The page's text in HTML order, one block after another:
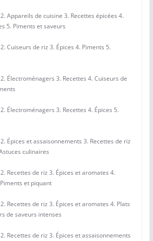
Appareils de cuisine 3. Recettes épicées 4.
5. Piments et saveurs
Cuiseurs de riz 3. Épices 4. Piments 5.
Électroménagers 3. Recettes 4. Cuiseurs de
Électroménagers 3. Recettes 4. Épices 5.
Épices et assaisonnements 3. Recettes de riz
culinaires
Recettes de riz 3. Épices et aromates 4.
et piquant
Recettes de riz 3. Épices et aromates 4. Plats
de saveurs intenses
Recettes de riz 3. Épices et assaisonnements